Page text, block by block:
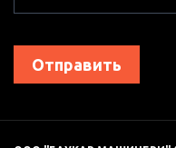
Отправить